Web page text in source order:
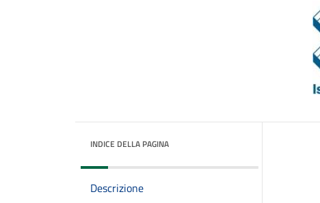
INDICE DELLA PAGINA
Descrizione